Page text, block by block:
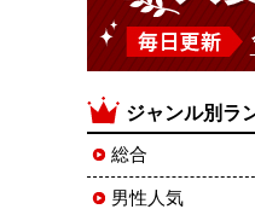
ジャンル別ラ
総合
男性人気